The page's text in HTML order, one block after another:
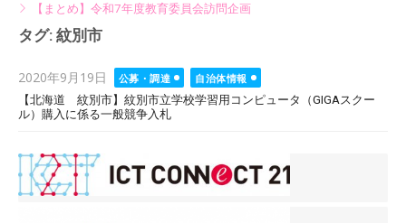
【まとめ】令和7年度教育委員会訪問企画
タグ: 紋別市
Posted
on
2020年9月19日 公募・調達
自治体情報
【北海道 紋別市】紋別市立学校学習用コンピュータ（GIGAスクー
ル）購入に係る一般競争入札